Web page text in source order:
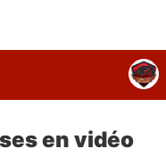
en vidéo